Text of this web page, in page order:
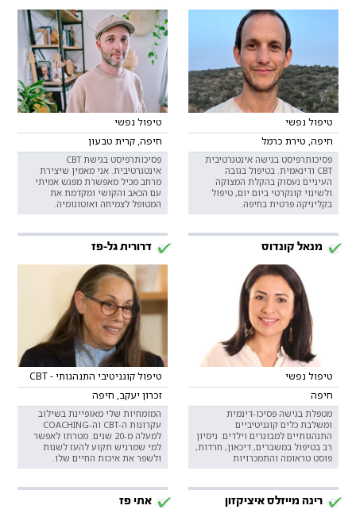
טיפול נפשי
חיפה, טירת כרמל
פסיכותרפיסט בגישה אינטגרטיבית
CBT ודינאמית. בטיפול בגובה
העיניים נעסוק בהקלת המצוקה
ולשינוי קונקרטי ביום יום, טיפול
בקליניקה פרטית בחיפה.
טיפול נפשי
חיפה, קרית טבעון
פסיכותרפיסט בגישת CBT
אינטגרטיבית. אני מאמין שיצירת
מרחב מכיל מאפשרת מפגש אמיתי
עם הכאב והקושי ומקדמת את
המטופל לצמיחה ואוטונומיה.
מנאל קונדוס
טיפול נפשי
חיפה
מטפלת בגישה פסיכו-דינמית
ומשלבת כלים קוגניטיביים
התנהגותיים למבוגרים וילדים. ניסיון
רב בטיפול במשברים, דיכאון, חרדות,
פוסט טראומה והתמכרויות
דרורית גל-פז
טיפול קוגניטיבי התנהגותי - CBT
זכרון יעקב, חיפה
המומחיות שלי מאופיינת בשילוב
עקרונות ה-CBT וה-COACHING
למעלה מ-20 שנים. מטרתו לאפשר
למי שמרגיש תקוע להעז לשנות
ולשפר את איכות החיים שלו.
רינה מייזלס איציקזון אתי פז